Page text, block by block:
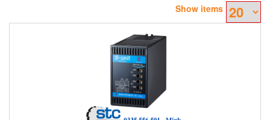
Show items